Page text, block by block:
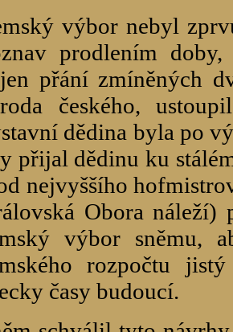
výbor nebyl
prodlením
přání zmíněných
českého,
dědina byla po
přijal dědinu ku
nejvyššího
Obora náleží)
výbor sněmu,
rozpočtu
časy budoucí.